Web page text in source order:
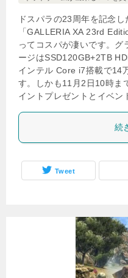
ドスパラの23周年を記念
「GALLERIA XA 23rd
ってコスパが凄いです。
ージはSSD120GB+2TB
インテル Core i7搭載で14
す。しかも11月2日10時ま
イントプレゼントとイベン
続
Tweet